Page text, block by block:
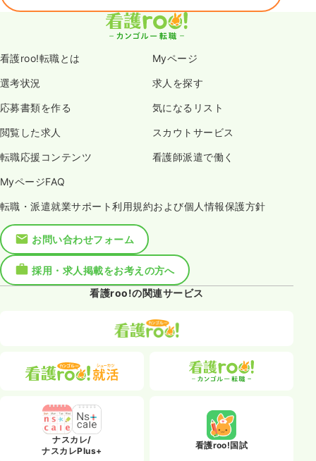
看護roo!転職とは Myページ
選考状況 求人を探す
応募書類を作る 気になるリスト
閲覧した求人 スカウトサービス
転職応援コンテンツ 看護師派遣で働く
MyページFAQ
転職・派遣就業サポート利用規約および個人情報保護方針
お問い合わせフォーム
採用・求人掲載をお考えの方へ
看護roo!の関連サービス
ナスカレ/
ナスカレPlus+
看護roo!国試